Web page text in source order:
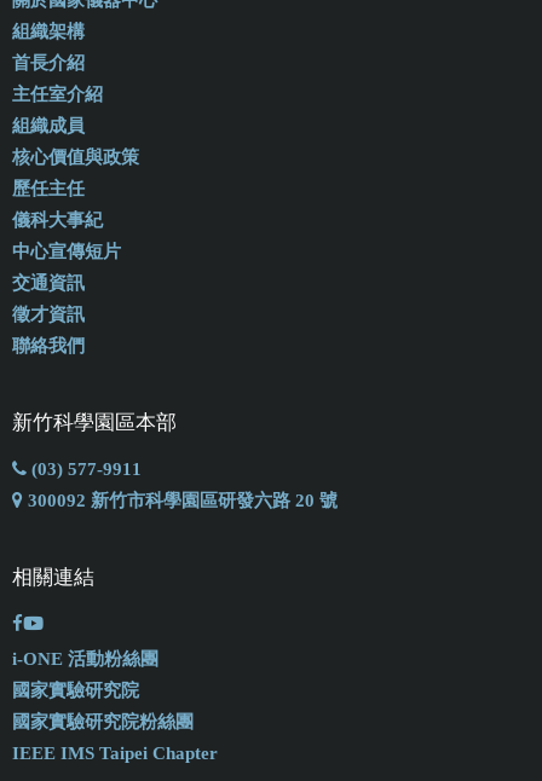
組織架構
首長介紹
主任室介紹
組織成員
核心價值與政策
歷任主任
儀科大事紀
中心宣傳短片
交通資訊
徵才資訊
聯絡我們
新竹科學園區本部
(03) 577-9911
300092 新竹市科學園區研發六路 20 號
相關連結
i-ONE 活動粉絲團
國家實驗研究院
國家實驗研究院粉絲團
IEEE IMS Taipei Chapter